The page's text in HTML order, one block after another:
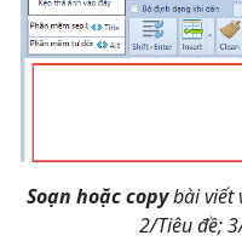
Soạn hoặc copybài viết
2/Tiêu đề;